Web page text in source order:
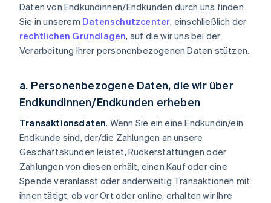
Daten von Endkundinnen/Endkunden durch uns finden
Sie in unserem Datenschutzcenter, einschließlich der
rechtlichen Grundlagen, auf die wir uns bei der
Verarbeitung Ihrer personenbezogenen Daten stützen.
a. Personenbezogene Daten, die wir über
Endkundinnen/Endkunden erheben
Transaktionsdaten. Wenn Sie ein eine Endkundin/ein
Endkunde sind, der/die Zahlungen an unsere
Geschäftskunden leistet, Rückerstattungen oder
Zahlungen von diesen erhält, einen Kauf oder eine
Spende veranlasst oder anderweitig Transaktionen mit
ihnen tätigt, ob vor Ort oder online, erhalten wir Ihre